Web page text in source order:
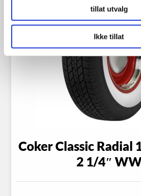
tillat utvalg
Ikke tillat
Coker Classic Radial
2 1/4″